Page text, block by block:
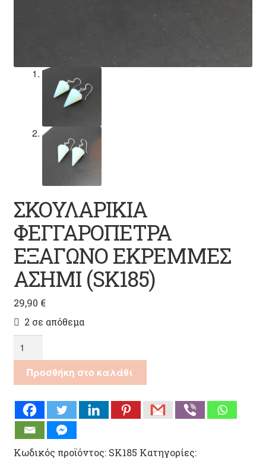
ΣΚΟΥΛΑΡΙΚΙΑ
ΦΕΓΓΑΡΟΠΕΤΡΑ
ΕΞΑΓΩΝΟ ΕΚΡΕΜΜΕΣ
ΑΣΗΜΙ (SK185)
29,90 €
2 σε απόθεμα
ΦΕΓΓΑΡΟΠΕΤΡΑ
ΕΞΑΓΩΝΟ
ΕΚΡΕΜΜΕΣ
(SK185)
ποσότητα
Προσθήκη στο καλάθι
Κωδικός προϊόντος: SK185 Κατηγορίες: